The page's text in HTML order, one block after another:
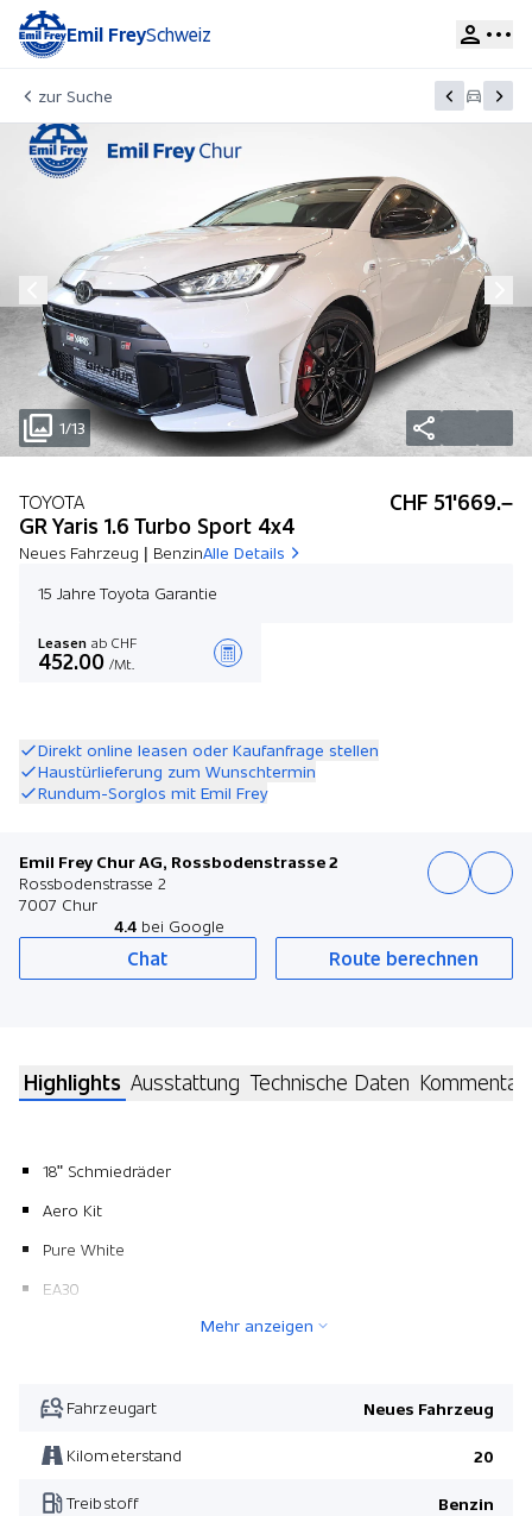
Emil FreySchweiz
zur Suche
1/13
TOYOTA
GR Yaris 1.6 Turbo Sport 4x4
Neues Fahrzeug | BenzinAlle Details
CHF 51'669.–
15 Jahre Toyota Garantie
Leasen ab CHF
452.00 /Mt.
Direkt online leasen oder Kaufanfrage stellen
Haustürlieferung zum Wunschtermin
Rundum-Sorglos mit Emil Frey
Emil Frey Chur AG, Rossbodenstrasse 2
Rossbodenstrasse 2
7007 Chur
4.4 bei Google
Chat Route berechnen
Highlights Ausstattung Technische Daten Kommentar
18" Schmiedräder
Aero Kit
Pure White
EA30
Mehr anzeigen
Fahrzeugart Neues Fahrzeug
Kilometerstand 20
Treibstoff Benzin